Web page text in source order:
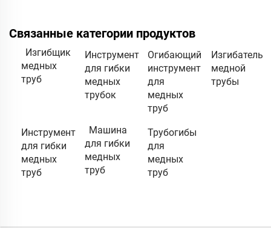
Связанные категории продуктов
Изгибщик
медных
труб
Инструмент
для гибки
медных
трубок
Огибающий
инструмент
для
медных
труб
Изгибатель
медной
трубы
Инструмент
для гибки
медных
труб
Машина
для гибки
медных
труб
Трубогибы
для
медных
труб